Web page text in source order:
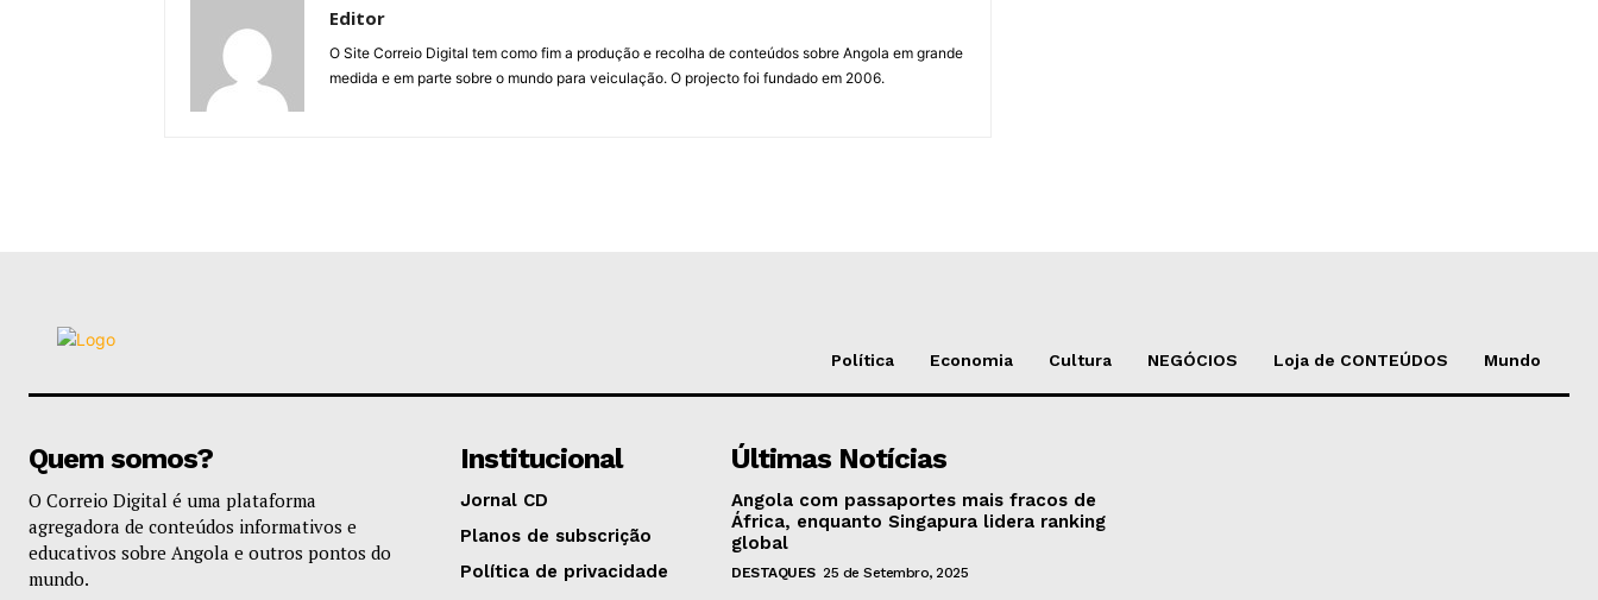
Editor
O Site Correio Digital tem como fim a produção e recolha de conteúdos sobre Angola em grande
medida e em parte sobre o mundo para veiculação. O projecto foi fundado em 2006.
Política Economia Cultura NEGÓCIOS Loja de CONTEÚDOS Mundo
Quem somos?
O Correio Digital é uma plataforma
agregadora de conteúdos informativos e
educativos sobre Angola e outros pontos do
mundo.
Institucional
Jornal CD
Planos de subscrição
Política de privacidade
Últimas Notícias
Angola com passaportes mais fracos de
África, enquanto Singapura lidera ranking
global
DESTAQUES 25 de Setembro, 2025